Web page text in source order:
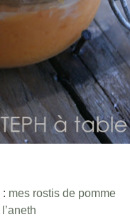
: mes rostis de pomme